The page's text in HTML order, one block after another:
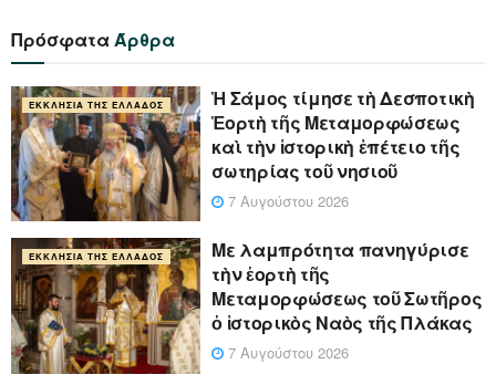
ΠρόσφαταΆρθρα
ΕΚΚΛΗΣΊΑ ΤΗΣ ΕΛΛΆΔΟΣ
Ἡ Σάμος τίμησε τὴ Δεσποτικὴ
Ἑορτὴ τῆς Μεταμορφώσεως
καὶ τὴν ἱστορικὴ ἐπέτειο τῆς
σωτηρίας τοῦ νησιοῦ
7 Αυγούστου 2026
ΕΚΚΛΗΣΊΑ ΤΗΣ ΕΛΛΆΔΟΣ
Με λαμπρότητα πανηγύρισε
τὴν ἑορτὴ τῆς
Μεταμορφώσεως τοῦ Σωτῆρος
ὁ ἱστορικὸς Ναὸς τῆς Πλάκας
7 Αυγούστου 2026